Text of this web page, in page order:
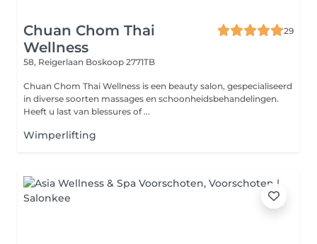
Chuan Chom Thai
Wellness
29
58, Reigerlaan Boskoop 2771TB
Chuan Chom Thai Wellness is een beauty salon, gespecialiseerd
in diverse soorten massages en schoonheidsbehandelingen.
Heeft u last van blessures of ...
Wimperlifting